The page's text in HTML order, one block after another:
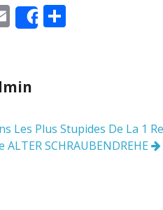
E
m
l
Share
Les Plus Stupides De La 1
ALTER SCHRAUBENDREHE